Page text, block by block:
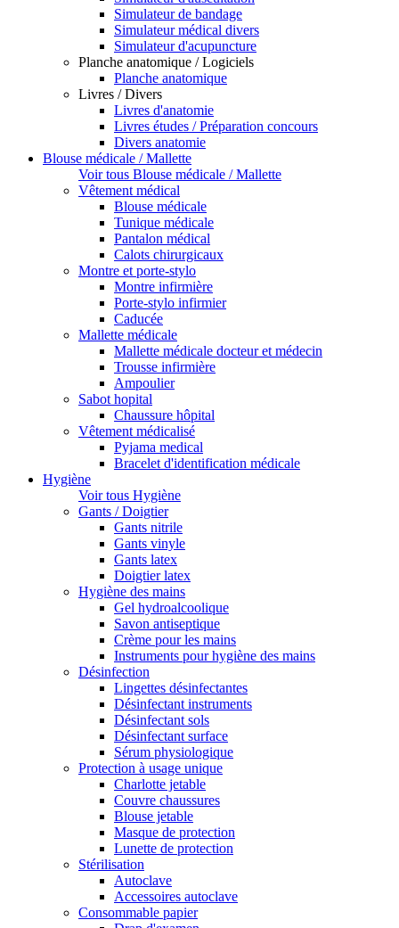
Simulateur de bandage
Simulateur médical divers
Simulateur d'acupuncture
Planche anatomique / Logiciels
Planche anatomique
Livres / Divers
Livres d'anatomie
Livres études / Préparation concours
Divers anatomie
Blouse médicale / Mallette
Voir tous Blouse médicale / Mallette
Vêtement médical
Blouse médicale
Tunique médicale
Pantalon médical
Calots chirurgicaux
Montre et porte-stylo
Montre infirmière
Porte-stylo infirmier
Caducée
Mallette médicale
Mallette médicale docteur et médecin
Trousse infirmière
Ampoulier
Sabot hopital
Chaussure hôpital
Vêtement médicalisé
Pyjama medical
Bracelet d'identification médicale
Hygiène
Voir tous Hygiène
Gants / Doigtier
Gants nitrile
Gants vinyle
Gants latex
Doigtier latex
Hygiène des mains
Gel hydroalcoolique
Savon antiseptique
Crème pour les mains
Instruments pour hygiène des mains
Désinfection
Lingettes désinfectantes
Désinfectant instruments
Désinfectant sols
Désinfectant surface
Sérum physiologique
Protection à usage unique
Charlotte jetable
Couvre chaussures
Blouse jetable
Masque de protection
Lunette de protection
Stérilisation
Autoclave
Accessoires autoclave
Consommable papier